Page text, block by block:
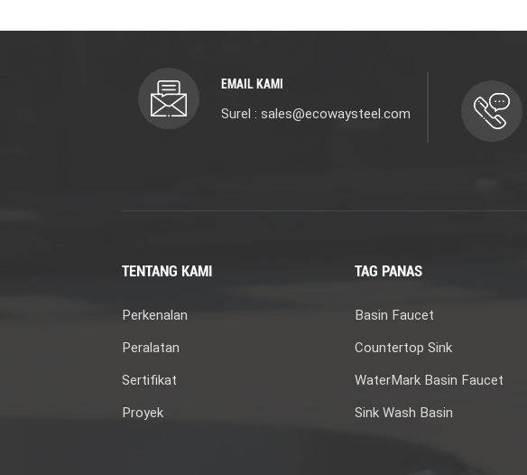
EMAIL KAMI
Surel : sales@ecowaysteel.com
TENTANG KAMI
Perkenalan
Peralatan
Sertifikat
Proyek
TAG PANAS
Basin Faucet
Countertop Sink
WaterMark Basin Faucet
Sink Wash Basin